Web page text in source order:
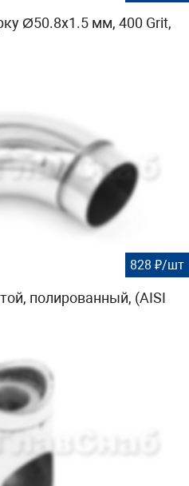
Ø50.8х1.5 мм, 400 Grit,
828 ₽/шт
полированный, (AISI